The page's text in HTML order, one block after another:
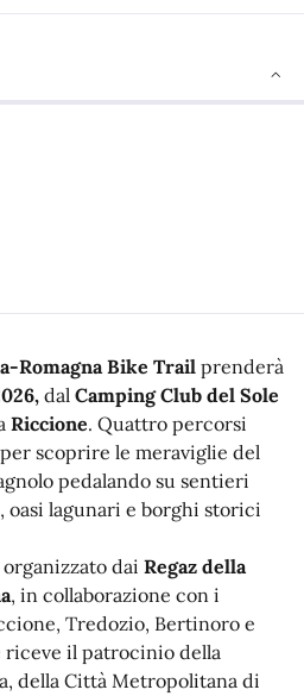
Romagna Bike Trail prenderà
dal Camping Club del Sole
Riccione. Quattro percorsi
scoprire le meraviglie del
pedalando su sentieri
oasi lagunari e borghi storici
dai Regaz della
, in collaborazione con i
Tredozio, Bertinoro e
riceve il patrocinio della
della Città Metropolitana di